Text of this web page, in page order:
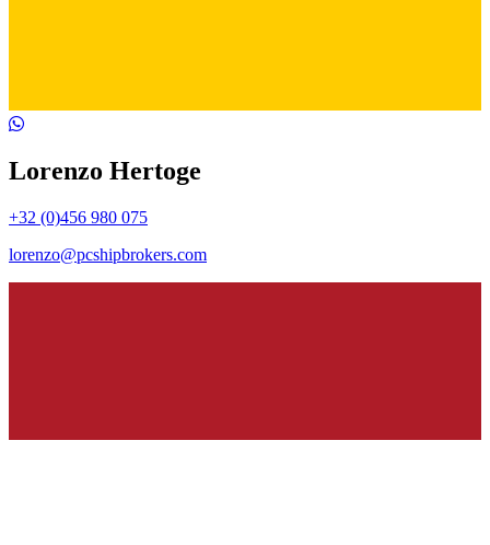
Lorenzo Hertoge
+32 (0)456 980 075
lorenzo@pcshipbrokers.com